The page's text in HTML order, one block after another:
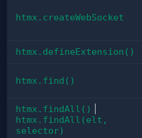
htmx.createWebSocket
htmx.defineExtension()
htmx.find()
htmx.findAll()
htmx.findAll(elt,
selector)